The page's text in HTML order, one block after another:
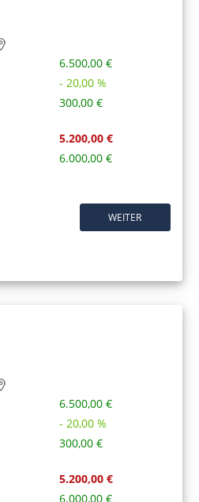
6.500,00 €
- 20,00 %
300,00 €
5.200,00 €
6.000,00 €
WEITER
6.500,00 €
- 20,00 %
300,00 €
5.200,00 €
6.000,00 €